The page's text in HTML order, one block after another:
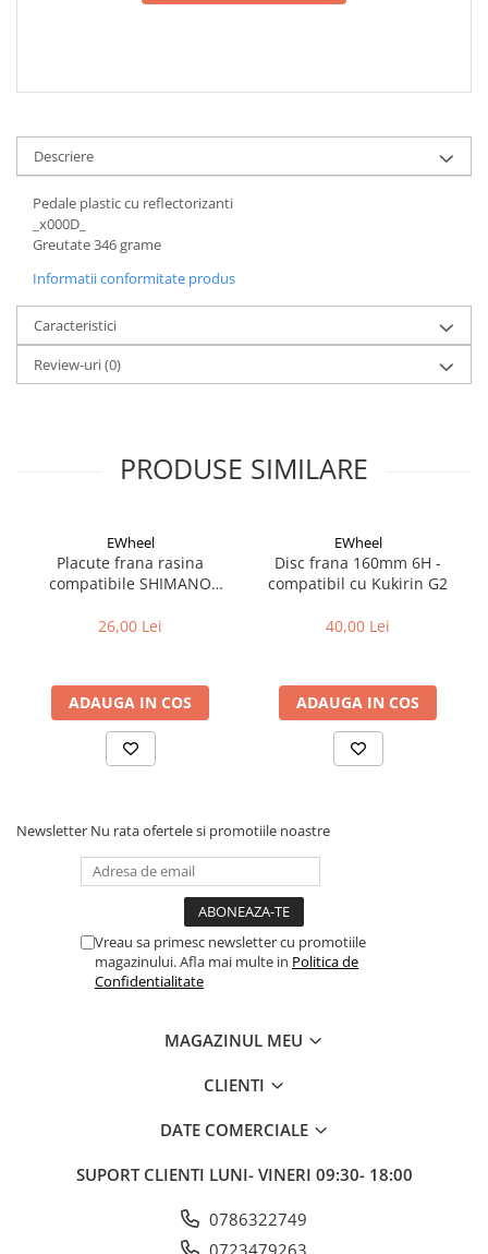
Accesorii frane bicicleta
Spite
Accesorii butuci
Roti
Jante bicicleta
Fond de janta
Sei si tija sa bicicleta
Tija sa bicicleta
Angrenaje bicicleta
Angrenaj pedalier
Butuci pedalieri
Brat pedalier
Schimbator de viteze bicicleta
Schimbatoare spate
Manete schimbator si frana
Manete frana bicicleta
Rulmenti si coronite
Echipament ciclism
Casca bicicleta
Imbracaminte ciclism copii
Descriere
Pedale plastic cu reflectorizanti
_x000D_
Greutate 346 grame
Informatii conformitate produs
Caracteristici
Review-uri(0)
PRODUSE SIMILARE
EWheel
Placute frana rasina
compatibile SHIMANO
G2/G4 2025)
26,00 Lei
ADAUGA IN COS
EWheel
Disc frana 160mm 6H -
compatibil cu Kukirin G2
40,00 Lei
ADAUGA IN COS
Newsletter Nu rata ofertele si promotiile noastre
Vreau sa primesc newsletter cu promotiile
magazinului. Afla mai multe in Politica de
Confidentialitate
MAGAZINUL MEU
CLIENTI
DATE COMERCIALE
SUPORT CLIENTI LUNI- VINERI 09:30- 18:00
0786322749
0723479263